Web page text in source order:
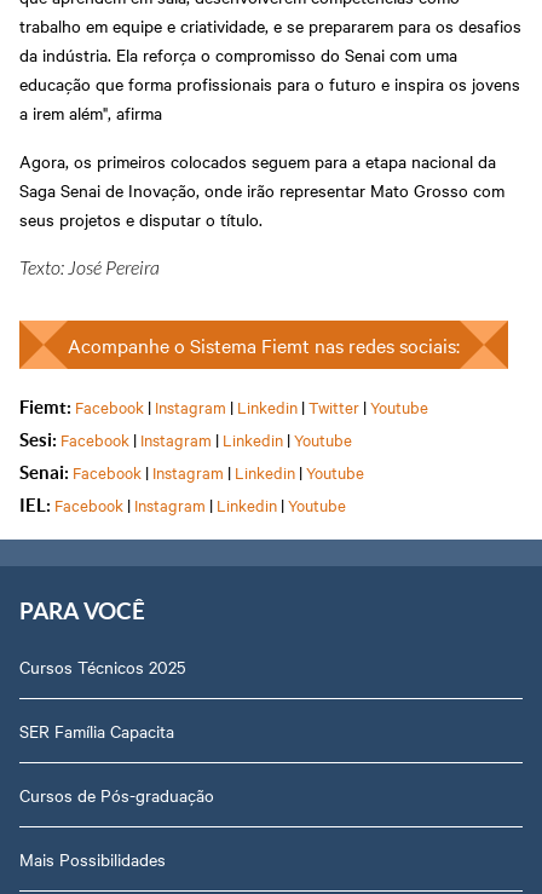
trabalho em equipe e criatividade, e se prepararem para os desafios
da indústria. Ela reforça o compromisso do Senai com uma
educação que forma profissionais para o futuro e inspira os jovens
a irem além", afirma
Agora, os primeiros colocados seguem para a etapa nacional da
Saga Senai de Inovação, onde irão representar Mato Grosso com
seus projetos e disputar o título.
Texto: José Pereira
Acompanhe o Sistema Fiemt nas redes sociais:
Fiemt: Facebook | Instagram | Linkedin |Twitter |Youtube
Sesi: Facebook | Instagram | Linkedin |Youtube
Senai: Facebook | Instagram | Linkedin |Youtube
IEL: Facebook | Instagram | Linkedin |Youtube
PARA VOCÊ
Cursos Técnicos 2025
SER Família Capacita
Cursos de Pós-graduação
Mais Possibilidades